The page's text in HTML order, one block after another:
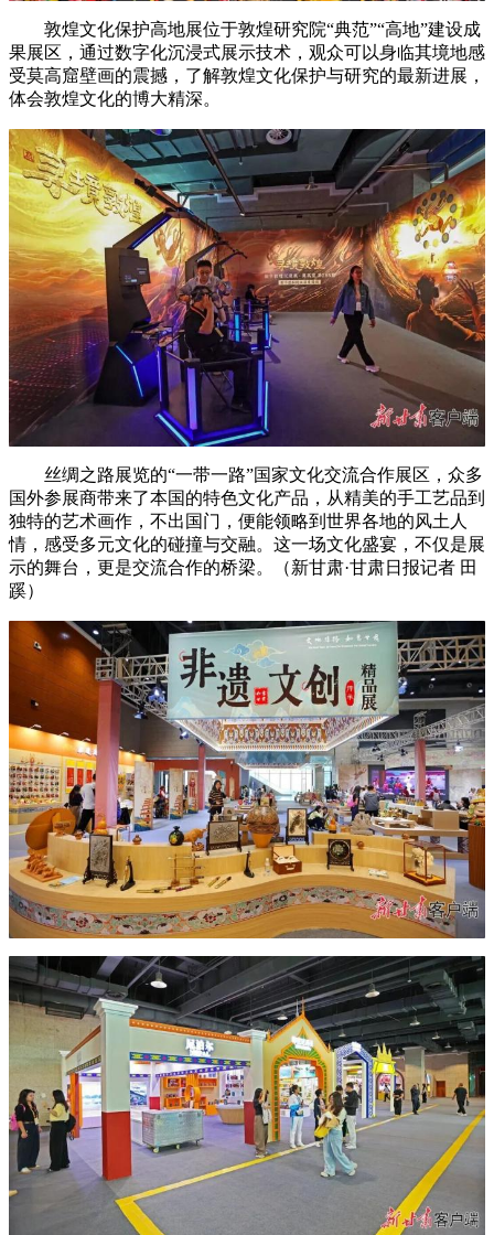
敦煌文化保护高地展位于敦煌研究院“典范”“高地”建设成
果展区，通过数字化沉浸式展示技术，观众可以身临其境地感
受莫高窟壁画的震撼，了解敦煌文化保护与研究的最新进展，
体会敦煌文化的博大精深。
丝绸之路展览的“一带一路”国家文化交流合作展区，众多
国外参展商带来了本国的特色文化产品，从精美的手工艺品到
独特的艺术画作，不出国门，便能领略到世界各地的风土人
情，感受多元文化的碰撞与交融。这一场文化盛宴，不仅是展
示的舞台，更是交流合作的桥梁。（新甘肃·甘肃日报记者 田
蹊）